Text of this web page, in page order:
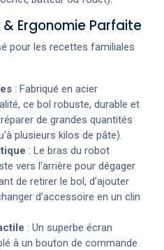
Ergonomie Parfaite
pour les recettes familiales
: Fabriqué en acier
ce bol robuste, durable et
de grandes quantités
plusieurs kilos de pâte).
: Le bras du robot
vers l'arrière pour dégager
de retirer le bol, d'ajouter
d'accessoire en un clin
: Un superbe écran
à un bouton de commande